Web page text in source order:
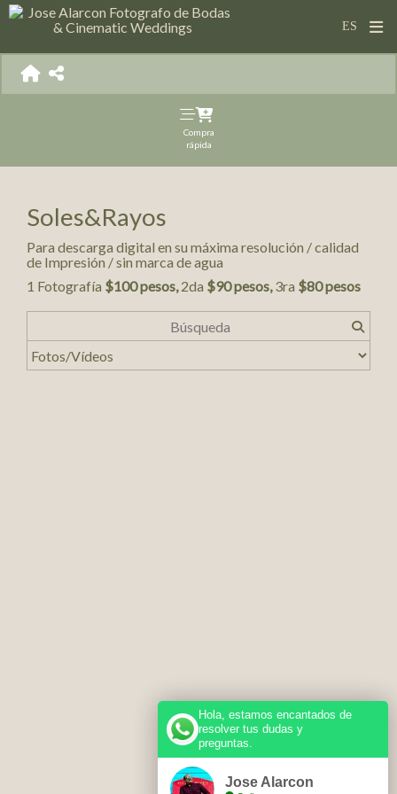
Compra
rápida
Soles&Rayos
Para descarga digital en su máxima resolución / calidad
de Impresión / sin marca de agua
1 Fotografía $100 pesos,2da $90 pesos,3ra $80 pesos
Hola, estamos encantados de
resolver tus dudas y
preguntas.
Jose Alarcon